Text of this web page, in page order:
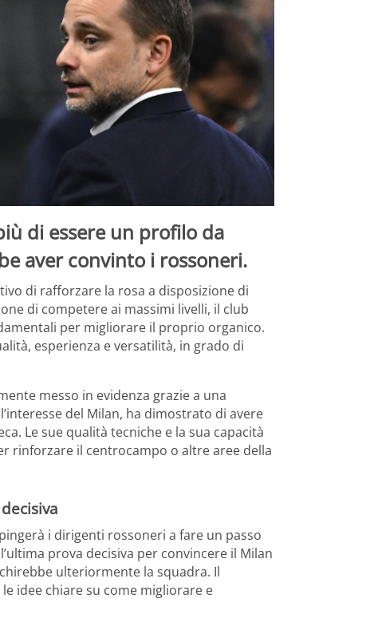
di essere un profilo da
aver convinto i rossoneri.
di rafforzare la rosa a disposizione di
di competere ai massimi livelli, il club
per migliorare il proprio organico.
esperienza e versatilità, in grado di
messo in evidenza grazie a una
del Milan, ha dimostrato di avere
Le sue qualità tecniche e la sua capacità
rinforzare il centrocampo o altre aree della
i dirigenti rossoneri a fare un passo
prova decisiva per convincere il Milan
ulteriormente la squadra. Il
idee chiare su come migliorare e